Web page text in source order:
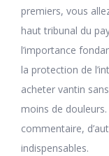
premiers, vous
haut tribunal du
l’importance
la protection de
acheter vantin
moins de
commentaire,
indispensables.